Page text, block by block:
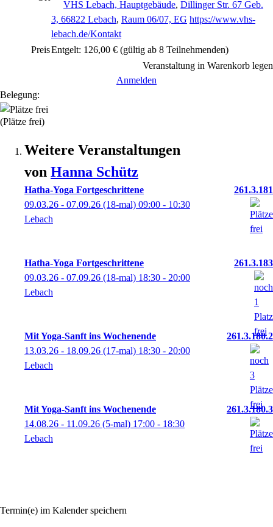
VHS Lebach, Hauptgebäude, Dillinger Str. 67 Geb.
3, 66822 Lebach, Raum 06/07, EG https://www.vhs-
lebach.de/Kontakt
PreisEntgelt: 126,00 € (gültig ab 8 Teilnehmenden)
Veranstaltung in Warenkorb legen
Anmelden
Belegung:
(Plätze frei)
Weitere Veranstaltungen
von Hanna Schütz
Hatha-Yoga Fortgeschrittene
261.3.181
09.03.26 - 07.09.26 (18-mal) 09:00 - 10:30
Lebach
Hatha-Yoga Fortgeschrittene
261.3.183
09.03.26 - 07.09.26 (18-mal) 18:30 - 20:00
Lebach
Mit Yoga-Sanft ins Wochenende
261.3.180.2
13.03.26 - 18.09.26 (17-mal) 18:30 - 20:00
Lebach
Mit Yoga-Sanft ins Wochenende
261.3.180.3
14.08.26 - 11.09.26 (5-mal) 17:00 - 18:30
Lebach
Termin(e) im Kalender speichern